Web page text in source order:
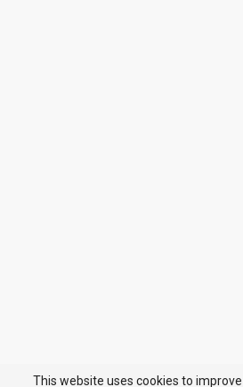
This website uses cookies to improve